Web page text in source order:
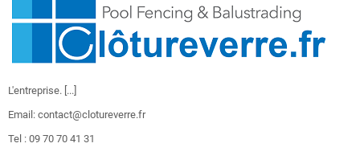
L'entreprise. [...]
Email: contact@clotureverre.fr
Tel : 09 70 70 41 31